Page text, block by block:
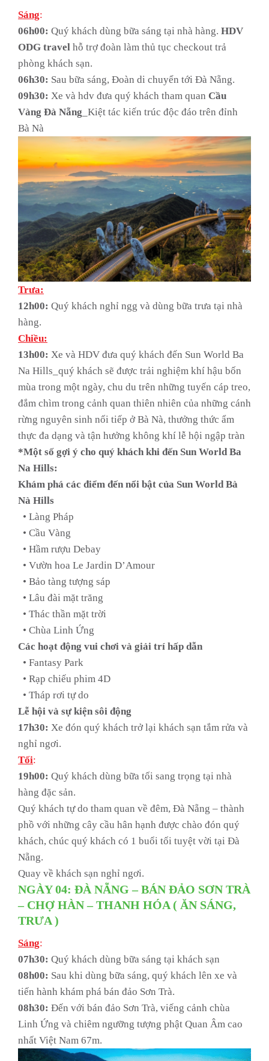
Sáng:
06h00: Quý khách dùng bữa sáng tại nhà hàng. HDV
ODG travel hỗ trợ đoàn làm thủ tục checkout trả
phòng khách sạn.
06h30: Sau bữa sáng, Đoàn di chuyển tới Đà Nẵng.
09h30: Xe và hdv đưa quý khách tham quan Cầu
Vàng Đà Nẵng _Kiệt tác kiến trúc độc đáo trên đỉnh
Bà Nà
Trưa:
12h00: Quý khách nghỉ ngg và dùng bữa trưa tại nhà
hàng.
Chiều:
13h00: Xe và HDV đưa quý khách đến Sun World Ba
Na Hills_quý khách sẽ được trải nghiệm khí hậu bốn
mùa trong một ngày, chu du trên những tuyến cáp treo,
đắm chìm trong cảnh quan thiên nhiên của những cánh
rừng nguyên sinh nối tiếp ở Bà Nà, thưởng thức ẩm
thực đa dạng và tận hưởng không khí lễ hội ngập tràn
*Một số gợi ý cho quý khách khi đến Sun World Ba
Na Hills:
Khám phá các điểm đến nổi bật của Sun World Bà
Nà Hills
• Làng Pháp
• Cầu Vàng
• Hầm rượu Debay
• Vườn hoa Le Jardin D’Amour
• Bảo tàng tượng sáp
• Lâu đài mặt trăng
• Thác thần mặt trời
• Chùa Linh Ứng
Các hoạt động vui chơi và giải trí hấp dẫn
• Fantasy Park
• Rạp chiếu phim 4D
• Tháp rơi tự do
Lễ hội và sự kiện sôi động
17h30: Xe đón quý khách trở lại khách sạn tắm rửa và
nghỉ ngơi.
Tối:
19h00: Quý khách dùng bữa tối sang trọng tại nhà
hàng đặc sản.
Quý khách tự do tham quan về đêm, Đà Nẵng – thành
phồ với những cây cầu hân hạnh được chào đón quý
khách, chúc quý khách có 1 buổi tối tuyệt vời tại Đà
Nẵng.
Quay về khách sạn nghỉ ngơi.
NGÀY 04: ĐÀ NẴNG – BÁN ĐẢO SƠN TRÀ
– CHỢ HÀN – THANH HÓA ( ĂN SÁNG,
TRƯA )
Sáng:
07h30: Quý khách dùng bữa sáng tại khách sạn
08h00: Sau khi dùng bữa sáng, quý khách lên xe và
tiến hành khám phá bán đảo Sơn Trà.
08h30: Đến với bán đảo Sơn Trà, viếng cảnh chùa
Linh Ứng và chiêm ngưỡng tượng phật Quan Âm cao
nhất Việt Nam 67m.